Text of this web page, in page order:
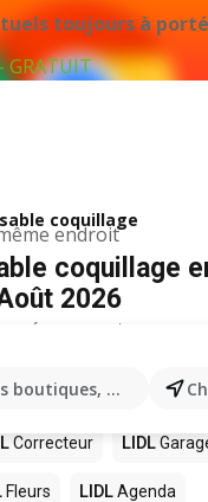
toujours à
GRATUIT
endroit
boutiques, des
coquillage
coquillage
2026
pour ce terme.
dans les
Correcteur LIDL
Fleurs LIDLAgenda